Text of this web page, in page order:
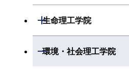
エネル
地球生命
専門科目
エネル
エンジ
システ
電気電子系
開閉
エネル
情報通
経営工学系
開閉
エネル
応用化
専門科目
数理・計算科学系
開閉
生命理工学院
開閉
生命理工学系
開閉
環境・社会理工学院
開閉